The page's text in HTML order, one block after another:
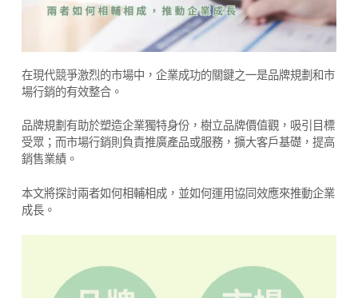
在現代競爭激烈的市場中，企業成功的關鍵之一是品牌規劃和市
場行銷的有效整合。
品牌規劃有助於塑造企業獨特身份，樹立品牌價值觀，吸引目標
受眾；而市場行銷則負責推廣產品或服務，擴大客戶基礎，提高
銷售業績。
本文將探討兩者如何相輔相成，並如何運用協同效應來推動企業
成長。